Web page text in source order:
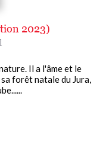
2023)
Il a l'âme et le
forêt natale du Jura,